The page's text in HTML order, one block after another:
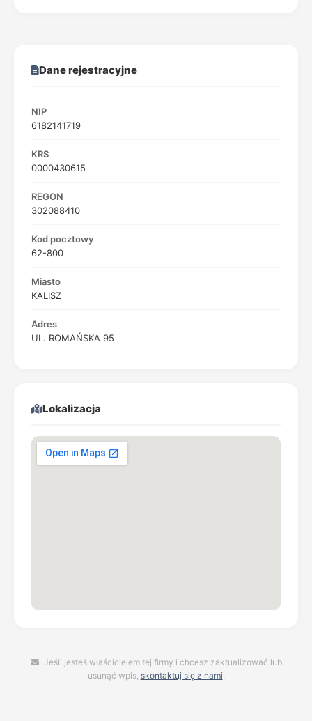
Dane rejestracyjne
NIP
6182141719
KRS
0000430615
REGON
302088410
Kod pocztowy
62-800
Miasto
KALISZ
Adres
UL. ROMAŃSKA 95
Lokalizacja
Jeśli jesteś właścicielem tej firmy i chcesz zaktualizować lub
usunąć wpis, skontaktuj się z nami.